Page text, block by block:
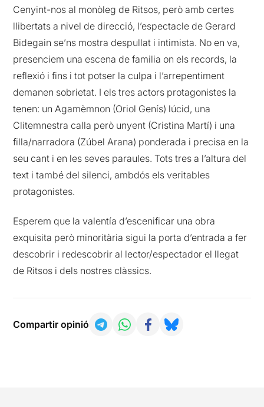
Cenyint-nos al monòleg de Ritsos, però amb certes
llibertats a nivel de direcció, l’espectacle de Gerard
Bidegain se’ns mostra despullat i intimista. No en va,
presenciem una escena de familia on els records, la
reflexió i fins i tot potser la culpa i l’arrepentiment
demanen sobrietat. I els tres actors protagonistes la
tenen: un Agamèmnon (Oriol Genís) lúcid, una
Clitemnestra calla però unyent (Cristina Martí) i una
filla/narradora (Zúbel Arana) ponderada i precisa en la
seu cant i en les seves paraules. Tots tres a l’altura del
text i també del silenci, ambdós els veritables
protagonistes.
Esperem que la valentía d’escenificar una obra
exquisita però minoritària sigui la porta d’entrada a fer
descobrir i redescobrir al lector/espectador el llegat
de Ritsos i dels nostres clàssics.
Compartir opinió